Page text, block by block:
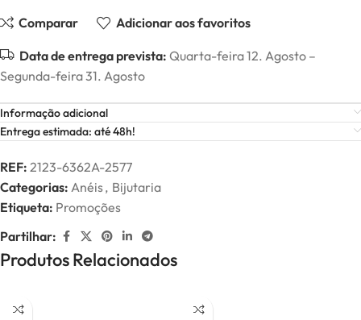
Comparar Adicionar aos favoritos
Data de entrega prevista: Quarta-feira 12. Agosto –
Segunda-feira 31. Agosto
Informação adicional
Entrega estimada: até 48h!
REF: 2123-6362A-2577
Categorias: Anéis, Bijutaria
Etiqueta: Promoções
Partilhar:
Produtos Relacionados